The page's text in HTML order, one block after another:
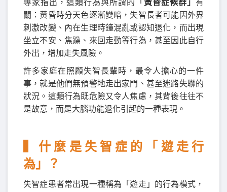
專家指出，這類行為與所謂的「 黃昏症候群」 有
關：黃昏時分天色逐漸變暗，失智長者可能因外界
刺激改變、內在生理時鐘混亂或認知退化，而出現
坐立不安、焦躁、來回走動等行為，甚至因此自行
外出，增加走失風險。
許多家庭在照顧失智長輩時，最令人擔心的一件
事，就是他們無預警地走出家門、甚至迷路失聯的
狀況。這類行為既危險又令人焦慮，其背後往往不
是故意，而是大腦功能退化引起的一種表現。
▍什麼是失智症的「遊走行
為」？
失智症患者常出現一種稱為「遊走」的行為模式，